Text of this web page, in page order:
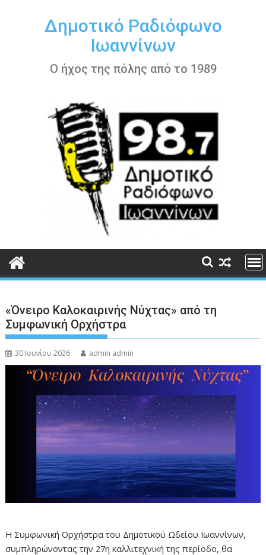
περιεχόμενοΔημοτικό Ραδιόφωνο
Ιωαννίνων
Ο ήχος της πόλης από το 1989
«Όνειρο Καλοκαιρινής Νύχτας» από τη
Συμφωνική Ορχήστρα
30 Ιουνίου 2026 admin admin
Η Συμφωνική Ορχήστρα του Δημοτικού Ωδείου Ιωαννίνων,
συμπληρώνοντας την 27η καλλιτεχνική της περίοδο, θα